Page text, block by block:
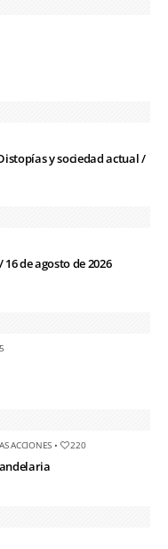
y sociedad actual /
de agosto de 2026
ACCIONES • 220